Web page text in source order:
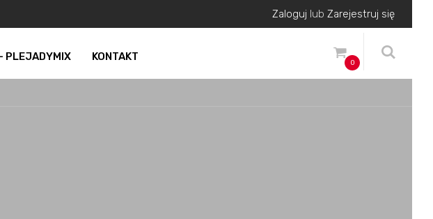
Zaloguj lub Zarejestruj się
PLEJADYMIX KONTAKT 0